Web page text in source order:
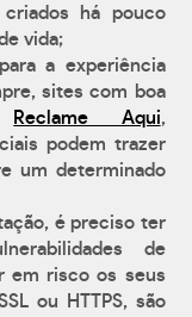
há pouco
vida;
a experiência
sites com boa
Reclame Aqui,
podem trazer
um determinado
é preciso ter
de
em risco os seus
ou HTTPS, são